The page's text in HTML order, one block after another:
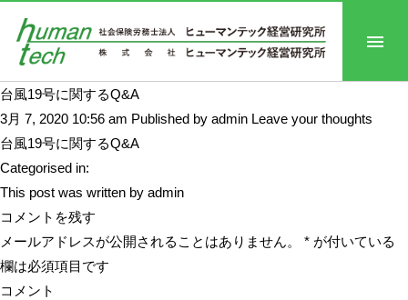
台風19号に関するQ&A
3月 7, 2020 10:56 am Published by admin Leave your thoughts
台風19号に関するQ&A
Categorised in:
This post was written by admin
コメントを残す
メールアドレスが公開されることはありません。
* が付いている
欄は必須項目です
コメント